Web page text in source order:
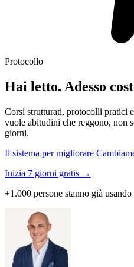
Protocollo
Hai letto. Adesso
Corsi strutturati, protocolli pratici
vuole abitudini che reggono, non
giorni.
Il sistema per migliorare
Inizia 7 giorni gratis →
+1.000 persone stanno già usando